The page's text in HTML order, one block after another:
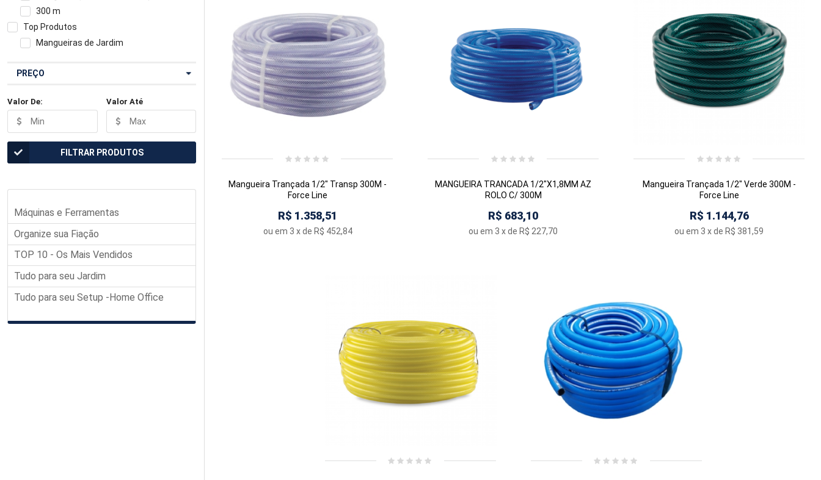
300 m
Top Produtos
Mangueiras de Jardim
PREÇO
Valor De: Valor Até
FILTRAR PRODUTOS
Máquinas e Ferramentas
Organize sua Fiação
TOP 10 - Os Mais Vendidos
Tudo para seu Jardim
Tudo para seu Setup -Home Office
Mangueira Trançada 1/2" Transp 300M -
Force Line
R$ 1.358,51
ou em 3 x de R$ 452,84
MANGUEIRA TRANCADA 1/2"X1,8MM AZ
ROLO C/ 300M
R$ 683,10
ou em 3 x deR$ 227,70
Mangueira Trançada 1/2" Verde 300M -
Force Line
R$ 1.144,76
ou em 3 x deR$ 381,59